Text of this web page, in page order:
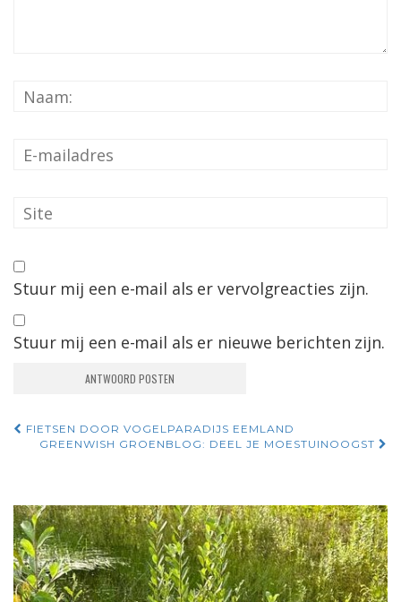
Stuur mij een e-mail als er vervolgreacties zijn.
Stuur mij een e-mail als er nieuwe berichten zijn.
Navigatie
berichten
FIETSEN DOOR VOGELPARADIJS EEMLAND
GREENWISH GROENBLOG: DEEL JE MOESTUINOOGST